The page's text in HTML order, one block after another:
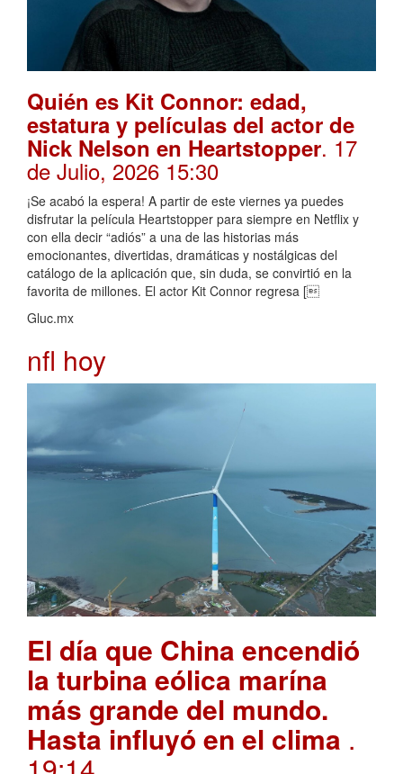
Quién es Kit Connor: edad,
estatura y películas del actor de
Nick Nelson en Heartstopper. 17
de Julio, 2026 15:30
¡Se acabó la espera! A partir de este viernes ya puedes
disfrutar la película Heartstopper para siempre en Netflix y
con ella decir “adiós” a una de las historias más
emocionantes, divertidas, dramáticas y nostálgicas del
catálogo de la aplicación que, sin duda, se convirtió en la
favorita de millones. El actor Kit Connor regresa [
Gluc.mx
nfl hoy
El día que China encendió
la turbina eólica marína
más grande del mundo.
Hasta influyó en el clima .